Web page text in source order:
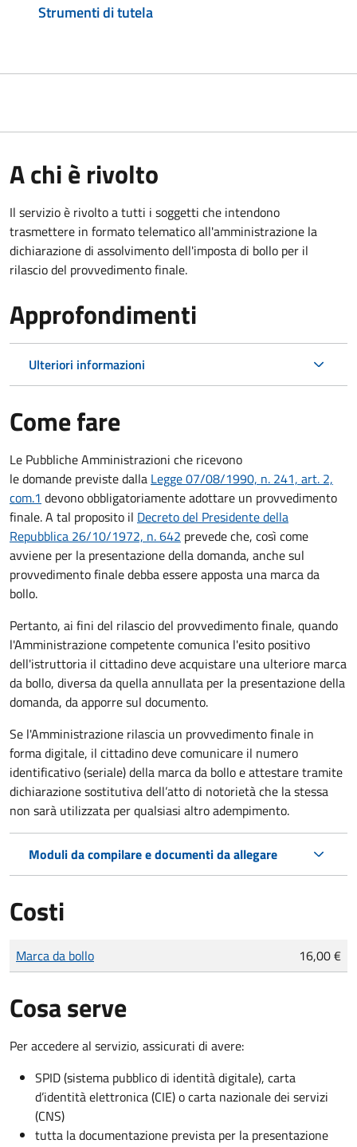
Strumenti di tutela
A chi è rivolto
Il servizio è rivolto a tutti i soggetti che intendono
trasmettere in formato telematico all'amministrazione la
dichiarazione di assolvimento dell'imposta di bollo per il
rilascio del provvedimento finale.
Approfondimenti
Ulteriori informazioni
Come fare
Le Pubbliche Amministrazioni che ricevono
le domande previste dalla Legge 07/08/1990, n. 241, art. 2,
com.1 devono obbligatoriamente adottare un provvedimento
finale. A tal proposito il Decreto del Presidente della
Repubblica 26/10/1972, n. 642 prevede che, così come
avviene per la presentazione della domanda, anche sul
provvedimento finale debba essere apposta una marca da
bollo.
Pertanto, ai fini del rilascio del provvedimento finale, quando
l'Amministrazione competente comunica l'esito positivo
dell'istruttoria il cittadino deve acquistare una ulteriore marca
da bollo, diversa da quella annullata per la presentazione della
domanda, da apporre sul documento.
Se l'Amministrazione rilascia un provvedimento finale in
forma digitale, il cittadino devecomunicare il numero
identificativo (seriale) della marca da bollo e attestare tramite
dichiarazione sostitutiva dell’atto di notorietà che la stessa
non sarà utilizzata per qualsiasi altro adempimento.
Moduli da compilare e documenti da allegare
Costi
Tipo di pagamento
Importo
Marca da bollo 16,00 €
Cosa serve
Per accedere al servizio, assicurati di avere:
SPID (sistema pubblico di identità digitale), carta
d’identità elettronica (CIE) o carta nazionale dei servizi
(CNS)
tutta la documentazione prevista per la presentazione